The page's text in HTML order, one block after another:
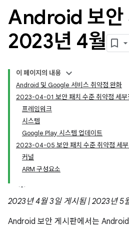
Android 보
2023년 4월
이 페이지의 내용
Android 및 Google 서비스 취약점 완화
2023-04-01 보안 패치 수준 취약점 세부
프레임워크
시스템
Google Play 시스템 업데이트
2023-04-05 보안 패치 수준 취약점 세부
커널
ARM 구성요소
2023년 4월 3일 게시됨 | 2023년 5
Android 보안 게시판에서는